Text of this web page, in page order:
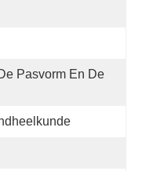
Pasvorm En De